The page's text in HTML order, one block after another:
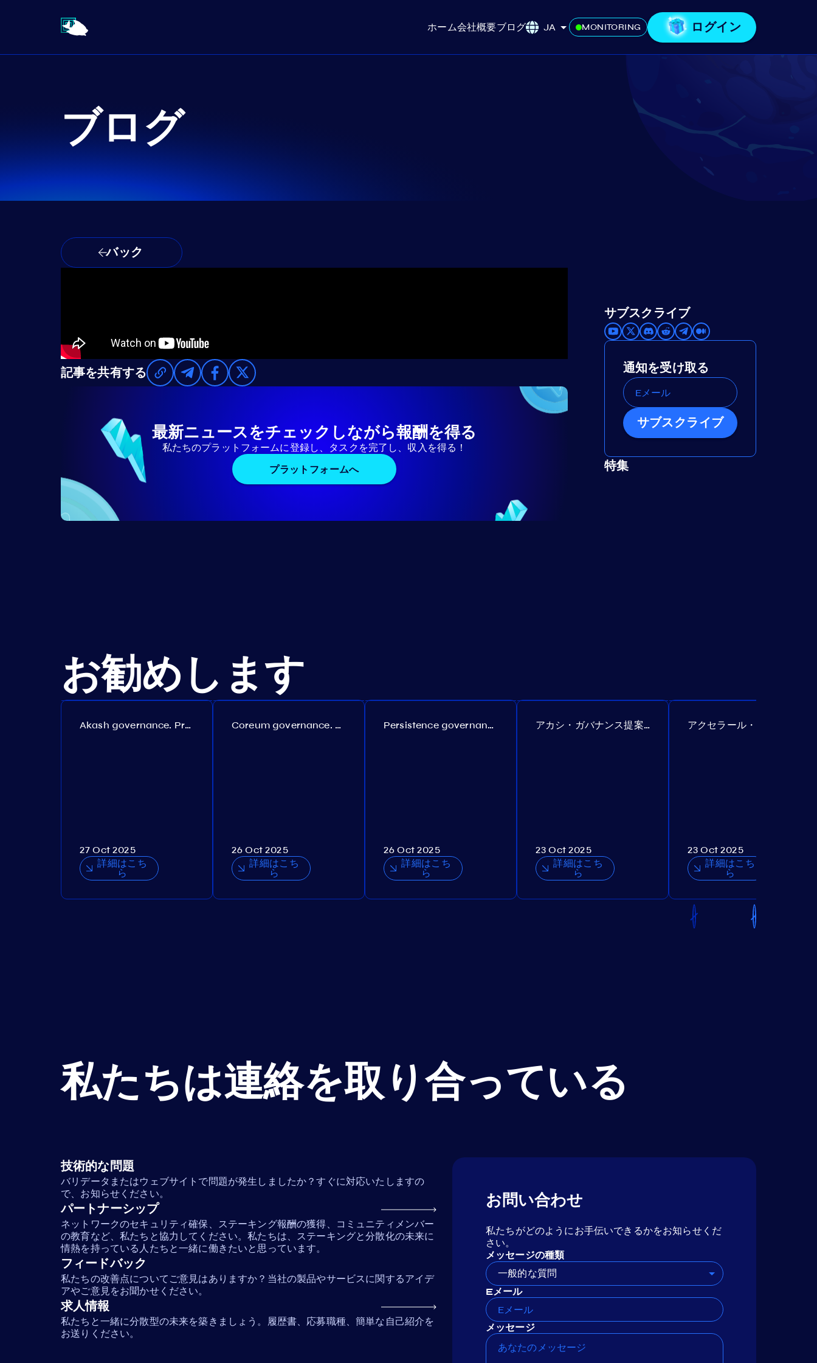
ホーム会社概要ブログ JA MONITORING ログイン
ブログ
バック
記事を共有する
最新ニュースをチェックしながら報酬を得る
私たちのプラットフォームに登録し、タスクを完了し、収入を得る！
プラットフォームへ
サブスクライブ
通知を受け取る
サブスクライブ
特集
お勧めします
Akash governance. Proposal №308
27 Oct 2025
詳細はこち
ら
Coreum governance. Proposal №22
26 Oct 2025
詳細はこち
ら
Persistence governance. Proposal №150
26 Oct 2025
詳細はこち
ら
アカシ・ガバナンス提案№307
23 Oct 2025
詳細はこち
ら
23 Oct 2025
詳細はこち
ら
私たちは連絡を取り合っている
技術的な問題
バリデータまたはウェブサイトで問題が発生しましたか？すぐに対応いたしますの
で、お知らせください。
パートナーシップ
ネットワークのセキュリティ確保、ステーキング報酬の獲得、コミュニティメンバー
の教育など、私たちと協力してください。私たちは、ステーキングと分散化の未来に
情熱を持っている人たちと一緒に働きたいと思っています。
フィードバック
私たちの改善点についてご意見はありますか？当社の製品やサービスに関するアイデ
アやご意見をお聞かせください。
求人情報
私たちと一緒に分散型の未来を築きましょう。履歴書、応募職種、簡単な自己紹介を
お送りください。
お問い合わせ
私たちがどのようにお手伝いできるかをお知らせくだ
さい。
メッセージの種類
一般的な質問
Eメール
メッセージ